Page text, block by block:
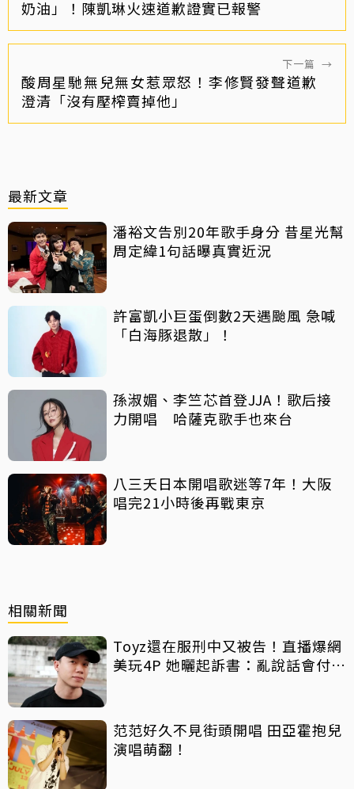
奶油」！陳凱琳火速道歉證實已報警
下一篇 →
酸周星馳無兒無女惹眾怒！李修賢發聲道歉
澄清「沒有壓榨賣掉他」
最新文章
潘裕文告別20年歌手身分 昔星光幫
周定緯1句話曝真實近況
許富凱小巨蛋倒數2天遇颱風 急喊
「白海豚退散」！
孫淑媚、李竺芯首登JJA！歌后接
力開唱 哈薩克歌手也來台
八三夭日本開唱歌迷等7年！大阪
唱完21小時後再戰東京
相關新聞
Toyz還在服刑中又被告！直播爆網
美玩4P 她曬起訴書：亂說話會付出
范范好久不見街頭開唱 田亞霍抱兒
演唱萌翻！